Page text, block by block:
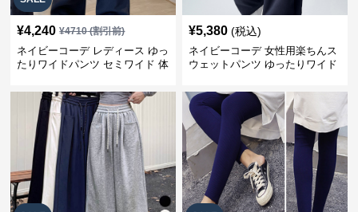
¥4,240 ¥4710(割引前)
ネイビーコーデ レディース ゆっ
たりワイドパンツ セミワイド 体
¥5,380 (税込)
ネイビーコーデ 女性用楽ちんス
ウェットパンツ ゆったりワイド